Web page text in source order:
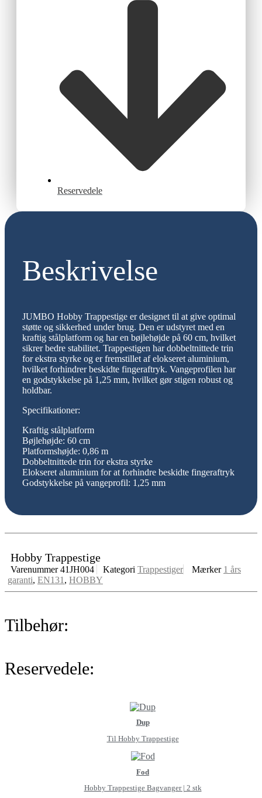
Reservedele
Beskrivelse
JUMBO Hobby Trappestige er designet til at give optimal
støtte og sikkerhed under brug. Den er udstyret med en
kraftig stålplatform og har en bøjlehøjde på 60 cm, hvilket
sikrer bedre stabilitet. Trappestigen har dobbeltnittede trin
for ekstra styrke og er fremstillet af elokseret aluminium,
hvilket forhindrer beskidte fingeraftryk. Vangeprofilen har
en godstykkelse på 1,25 mm, hvilket gør stigen robust og
holdbar.
Specifikationer:
Kraftig stålplatform
Bøjlehøjde: 60 cm
Platformshøjde: 0,86 m
Dobbeltnittede trin for ekstra styrke
Elokseret aluminium for at forhindre beskidte fingeraftryk
Godstykkelse på vangeprofil: 1,25 mm
Hobby Trappestige
Varenummer41JH004 Kategori Trappestiger Mærker 1 års
garanti, EN131 , HOBBY
Tilbehør:
Reservedele:
Dup
Til Hobby Trappestige
Fod
Hobby Trappestige Bagvanger | 2 stk